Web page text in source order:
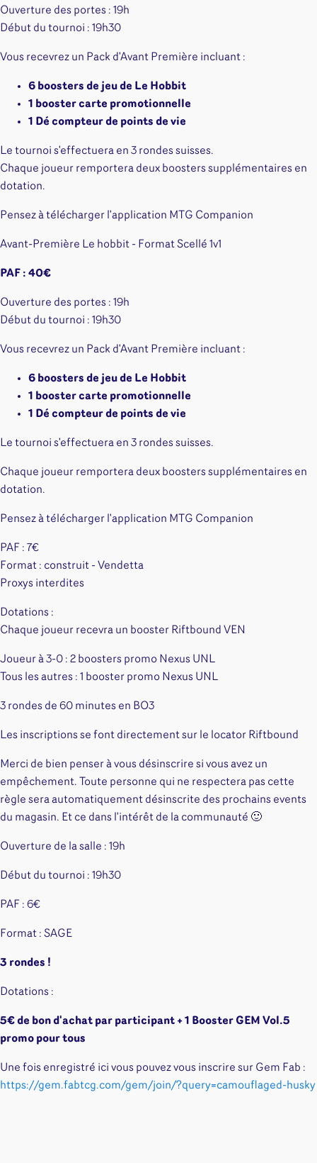
Ouverture des portes : 19h
Début du tournoi : 19h30
Vous recevrez un Pack d'Avant Première incluant :
6 boosters de jeu de Le Hobbit
1 booster carte promotionnelle
1 Dé compteur de points de vie
Le tournoi s'effectuera en 3 rondes suisses.
Chaque joueur remportera deux boosters supplémentaires en
dotation.
Pensez à télécharger l'application MTG Companion
Avant-Première Le hobbit - Format Scellé 1v1
PAF : 40€
Ouverture des portes : 19h
Début du tournoi : 19h30
Vous recevrez un Pack d'Avant Première incluant :
6 boosters de jeu de Le Hobbit
1 booster carte promotionnelle
1 Dé compteur de points de vie
Le tournoi s'effectuera en 3 rondes suisses.
Chaque joueur remportera deux boosters supplémentaires en
dotation.
Pensez à télécharger l'application MTG Companion
PAF : 7€
Format : construit - Vendetta
Proxys interdites
Dotations :
Chaque joueur recevra un booster Riftbound VEN
Joueur à 3-0 : 2 boosters promo Nexus UNL
Tous les autres : 1 booster promo Nexus UNL
3 rondes de 60 minutes en BO3
Les inscriptions se font directement sur le locator Riftbound
Merci de bien penser à vous désinscrire si vous avez un
empêchement. Toute personne qui ne respectera pas cette
règle sera automatiquement désinscrite des prochains events
du magasin. Et ce dans l'intérêt de la communauté 🙂
Ouverture de la salle : 19h
Début du tournoi : 19h30
PAF : 6€
Format : SAGE
3 rondes !
Dotations :
5€ de bon d'achat par participant + 1 Booster GEM Vol.5
promo pour tous
Une fois enregistré ici vous pouvez vous inscrire sur Gem Fab :
https://gem.fabtcg.com/gem/join/?query=camouflaged-husky